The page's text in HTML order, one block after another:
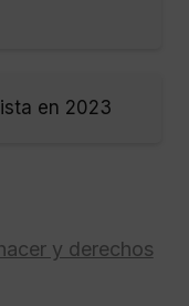
en 2023
y derechos